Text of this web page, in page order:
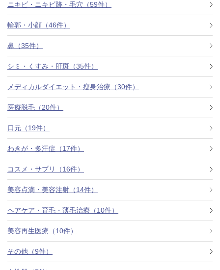
料金一覧
施術症例
初めての方へ
お悩みで探す
医師紹介
アクセス
西梅田から徒歩2分
ついて
ニキビ・ニキビ跡・毛穴（59件）
輪郭・小顔（46件）
鼻（35件）
シミ・くすみ・肝斑（35件）
メディカルダイエット・瘦身治療（30件）
医療脱毛（20件）
口元（19件）
わきが・多汗症（17件）
コスメ・サプリ（16件）
美容点滴・美容注射（14件）
ヘアケア・育毛・薄毛治療（10件）
美容再生医療（10件）
その他（9件）